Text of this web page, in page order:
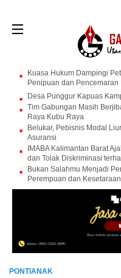
Kuasa Hukum Dampingi
Penipuan dan Pencemaran
Desa Punggur Kapuas
Tim Gabungan Masih
Raya Kubu Raya
Belukar, Pebisnis Modal
Asuransi
IMABA Kalimantan Barat
dan Tolak Diskriminasi
Bukan Salahmu Menjadi
Perempuan dan Kesetaraan
PONTIANAK